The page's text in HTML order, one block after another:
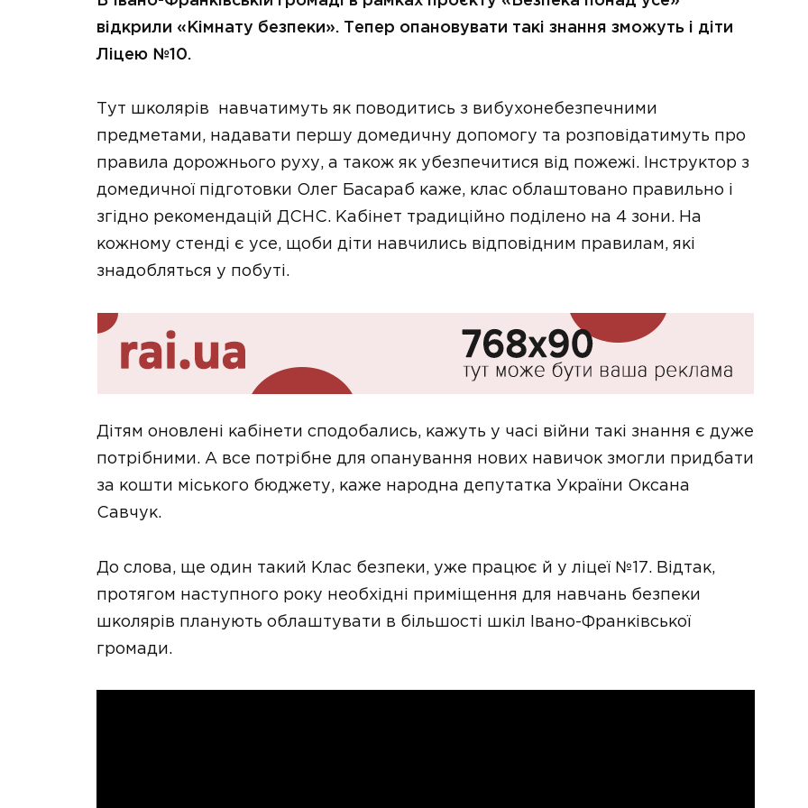
відкрили «Кімнату безпеки». Тепер опановувати такі знання зможуть і діти
Ліцею №10.
Тут школярів навчатимуть як поводитись з вибухонебезпечними
предметами, надавати першу домедичну допомогу та розповідатимуть про
правила дорожнього руху, а також як убезпечитися від пожежі. Інструктор з
домедичної підготовки Олег Басараб каже, клас облаштовано правильно і
згідно рекомендацій ДСНС. Кабінет традиційно поділено на 4 зони. На
кожному стенді є усе, щоби діти навчились відповідним правилам, які
знадобляться у побуті.
Дітям оновлені кабінети сподобались, кажуть у часі війни такі знання є дуже
потрібними. А все потрібне для опанування нових навичок змогли придбати
за кошти міського бюджету, каже народна депутатка України Оксана
Савчук.
До слова, ще один такий Клас безпеки, уже працює й у ліцеї №17. Відтак,
протягом наступного року необхідні приміщення для навчань безпеки
школярів планують облаштувати в більшості шкіл Івано-Франківської
громади.